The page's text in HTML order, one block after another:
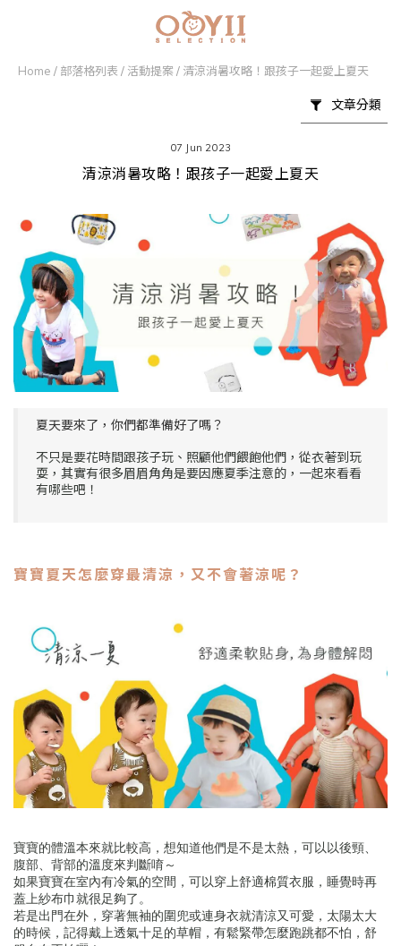
Home / 部落格列表 / 活動提案/ 清涼消暑攻略！跟孩子一起愛上夏天
文章分類
07 Jun 2023
清涼消暑攻略！跟孩子一起愛上夏天
夏天要來了，你們都準備好了嗎？
不只是要花時間跟孩子玩、照顧他們餵飽他們，從衣著到玩
耍，其實有很多眉眉角角是要因應夏季注意的，一起來看看
有哪些吧！
寶寶夏天怎麼穿最清涼，又不會著涼呢？
寶寶的體溫本來就比較高，想知道他們是不是太熱，可以以後頸、
腹部、背部的溫度來判斷唷～
如果寶寶在室內有冷氣的空間，可以穿上舒適棉質衣服，睡覺時再
蓋上紗布巾就很足夠了。
若是出門在外，穿著無袖的圍兜或連身衣就清涼又可愛，太陽太大
的時候，記得戴上透氣十足的草帽，有鬆緊帶怎麼跑跳都不怕，舒